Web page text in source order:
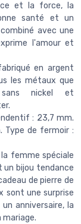
et la force, la
santé et un
avec une
l'amour et
en argent
les métaux que
nickel et
: 23,7 mm.
Type de fermoir :
femme spéciale
un bijou tendance
de pierre de
sont une surprise
anniversaire, la
mariage.